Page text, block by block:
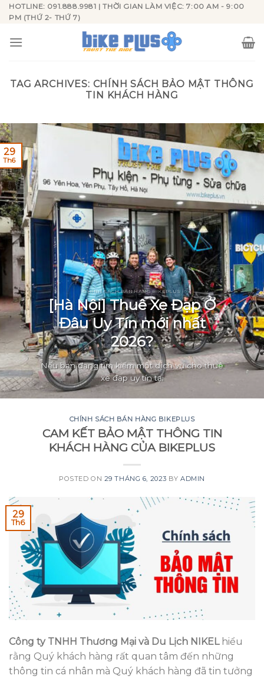
Skip
content
HOTLINE: 091.888.9981 | THỜI GIAN LÀM VIỆC: 7:00 AM - 9:00
PM (THỨ 2- THỨ 7)
TAG ARCHIVES: CHÍNH SÁCH BẢO MẬT THÔNG
TIN KHÁCH HÀNG
CHÍNH SÁCH BÁN HÀNG BIKEPLUS
[Hà Nội] Thuê Xe Đạp Ở
Đâu Uy Tín mới nhất
2026?
Nếu bạn đang tìm kiếm một dịch vụ cho thuê
xe đạp uy tín tại
29
Th6
CHÍNH SÁCH BÁN HÀNG BIKEPLUS
CAM KẾT BẢO MẬT THÔNG TIN
KHÁCH HÀNG CỦA BIKEPLUS
POSTED ON 29 THÁNG 6, 2023 BY ADMIN
29
Th6
Công ty TNHH Thương Mại và Du Lịch NIKELhiểu
rằng Quý khách hàng rất quan tâm đến những
thông tin cá nhân mà Quý khách hàng đã tin tưởng